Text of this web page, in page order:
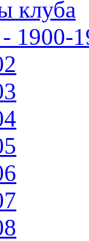
клуба
1900-